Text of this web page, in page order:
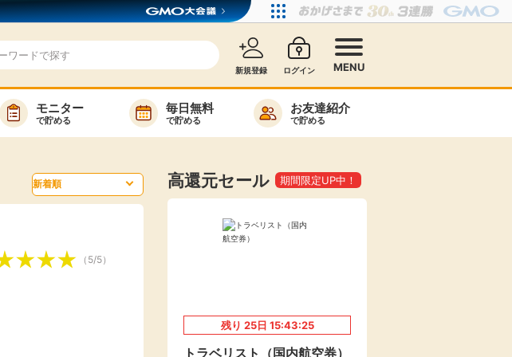
新規登録 ログイン MENU
モニター
お友達紹介
ポイ活お得情報
GMOポイ活の使い方
毎日ゲット
モニター
で貯める
毎日無料
で貯める
お友達紹介
で貯める
（5/5）
高還元セール 期間限定UP中！
残り 25日 15:43:24
トラベリスト（国内航空券）